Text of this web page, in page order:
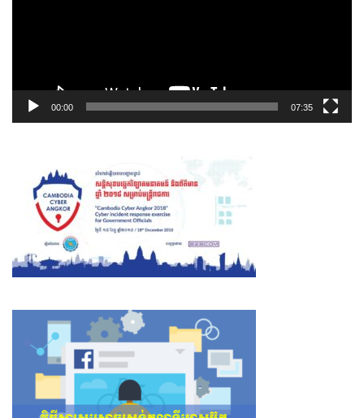
00:00 07:35